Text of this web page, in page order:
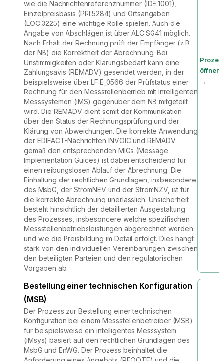
wie die Nachrichtenreferenznummer (IDE:1001),
Einzelpreisbasis (PRI:5284) und Ortsangaben
(LOC:3225) eine wichtige Rolle spielen. Auch die
Angabe von Abschlägen ist über ALC:SG41 möglich.
Nach Erhalt der Rechnung prüft der Empfänger (z.B.
der NB) die Korrektheit der Abrechnung. Bei
Unstimmigkeiten oder Klärungsbedarf kann eine
Zahlungsavis (REMADV) gesendet werden, in der
beispielsweise über LF:E_0566 der Prüfstatus einer
Rechnung für den Messstellenbetrieb mit intelligenten
Messsystemen (iMS) gegenüber dem NB mitgeteilt
wird. Die REMADV dient somit der Kommunikation
über den Status der Rechnungsprüfung und der
Klärung von Abweichungen. Die korrekte Anwendung
der EDIFACT-Nachrichten INVOIC und REMADV
gemäß den entsprechenden MIGs (Message
Implementation Guides) ist dabei entscheidend für
einen reibungslosen Ablauf der Abrechnung. Die
Einhaltung der rechtlichen Grundlagen, insbesondere
des MsbG, der StromNEV und der StromNZV, ist für
die korrekte Abrechnung unerlässlich. Unsicherheit
besteht hinsichtlich der detaillierten Ausgestaltung
des Prozesses, insbesondere welche spezifischen
Messstellenbetriebsleistungen abgerechnet werden
und wie die Preisbildung im Detail erfolgt. Dies hängt
stark von den individuellen Vereinbarungen zwischen
den beteiligten Parteien und den regulatorischen
Vorgaben ab.
→
Bestellung einer technischen Konfiguration
(MSB)
Der Prozess zur Bestellung einer technischen
Konfiguration bei einem Messstellenbetreiber (MSB)
für beispielsweise ein intelligentes Messsystem
(iMsys) basiert auf den rechtlichen Grundlagen des
MsbG und EnWG. Der Prozess beinhaltet die